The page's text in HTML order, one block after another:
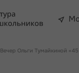
Вечер Ольги Тумайкиной «45